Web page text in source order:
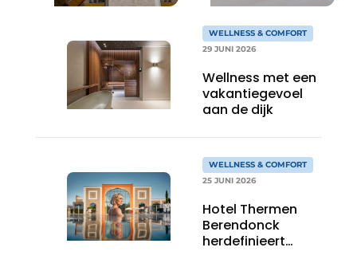
WELLNESS & COMFORT
29 JUNI 2026
Wellness met een
vakantiegevoel
aan de dijk
WELLNESS & COMFORT
25 JUNI 2026
Hotel Thermen
Berendonck
herdefinieert